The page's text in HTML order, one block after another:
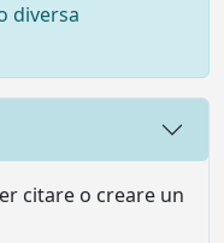
diversa
citare o creare un